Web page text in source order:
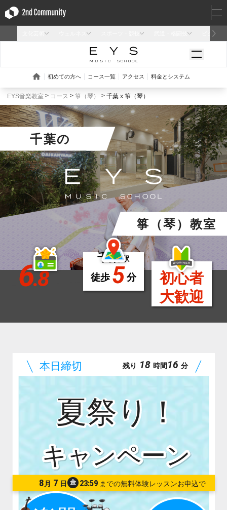
EYS音楽教室 コース 箏（琴） 千葉 x 箏（琴）
千葉の
箏（琴）教室
6.8
千葉駅
徒歩 5分
初心者
大歓迎
夏祭り！
8 月 7 日 金23:59
残り 18 時間15 分